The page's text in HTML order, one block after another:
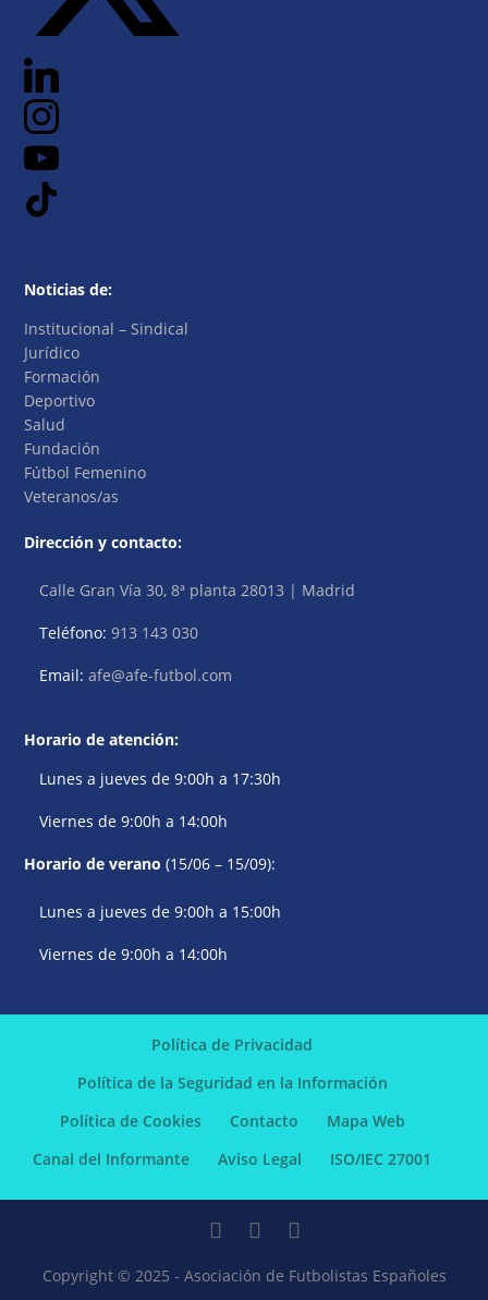
Noticias de:
Institucional – Sindical
Jurídico
Formación
Deportivo
Salud
Fundación
Fútbol Femenino
Veteranos/as
Dirección y contacto:
Calle Gran Vía 30, 8ª planta 28013 | Madrid
Teléfono:913 143 030
Email:afe@afe-futbol.com
Horario de atención:
Lunes a jueves de 9:00h a 17:30h
Viernes de 9:00h a 14:00h
Horario de verano (15/06 – 15/09):
Lunes a jueves de 9:00h a 15:00h
Viernes de 9:00h a 14:00h
Política de Privacidad
Política de la Seguridad en la Información
Política de Cookies
Contacto
Mapa Web
Canal del Informante
Aviso Legal ISO/IEC 27001
Copyright © 2025 - Asociación de Futbolistas Españoles